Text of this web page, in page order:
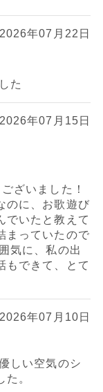
2026年07月22日
た
2026年07月15日
ざいました！
のに、お歌遊び
でいたと教えて
まっていたので
気に、私の出
もできて、とて
2026年07月10日
しい空気のシ
。